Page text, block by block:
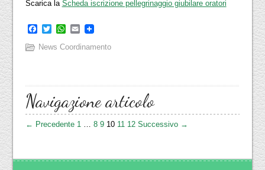
Scarica la Scheda iscrizione pellegrinaggio giubilare oratori
Facebook
TwitterWhatsApp
Email
News Coordinamento
Navigazione articolo
← Precedente 1 8 9 10 11 12 Successivo →